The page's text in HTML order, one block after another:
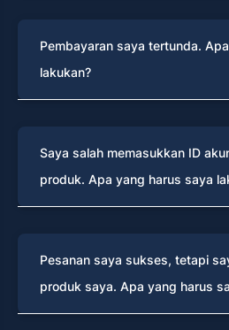
Pembayaran saya tertunda.
lakukan?
Saya salah memasukkan ID
produk. Apa yang harus saya
Pesanan saya sukses, tetapi
produk saya. Apa yang harus